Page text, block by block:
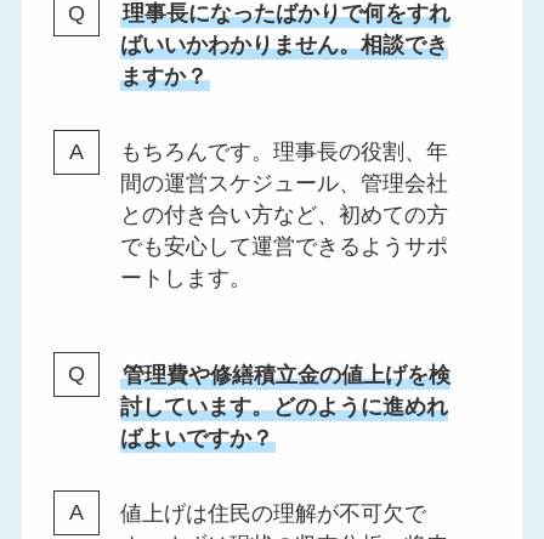
理事長になったばかりで何をすれ
ばいいかわかりません。相談でき
ますか？
もちろんです。理事長の役割、年
間の運営スケジュール、管理会社
との付き合い方など、初めての方
でも安心して運営できるようサポ
ートします。
管理費や修繕積立金の値上げを検
討しています。どのように進めれ
ばよいですか？
値上げは住民の理解が不可欠で